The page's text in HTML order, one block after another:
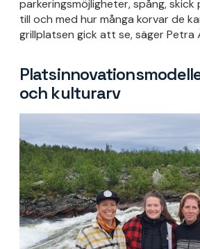
parkeringsmöjligheter, spång,
till och med hur många korvar de
grillplatsen gick att se, säger Petra
och kulturarv